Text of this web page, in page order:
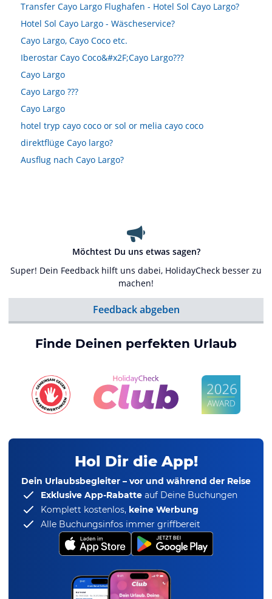
Transfer Cayo Largo Flughafen - Hotel Sol Cayo Largo?
Hotel Sol Cayo Largo - Wäscheservice?
Cayo Largo, Cayo Coco etc.
Iberostar Cayo Coco&#x2F;Cayo Largo???
Cayo Largo
Cayo Largo ???
Cayo Largo
hotel tryp cayo coco or sol or melia cayo coco
direktflüge Cayo largo?
Ausflug nach Cayo Largo?
Möchtest Du uns etwas sagen?
Super! Dein Feedback hilft uns dabei, HolidayCheck besser zu
machen!
Feedback abgeben
Finde Deinen perfekten Urlaub
Hol Dir die App!
Dein Urlaubsbegleiter – vor und während der Reise
Exklusive App-Rabatte auf Deine Buchungen
Komplett kostenlos, keine Werbung
Alle Buchungsinfos immer griffbereit